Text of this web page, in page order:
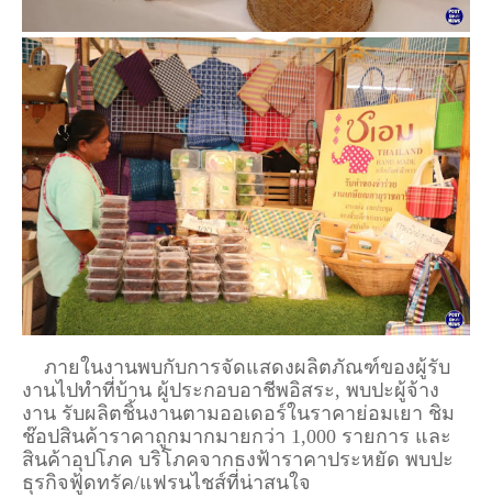
ภายในงานพบกับการจัดแสดงผลิตภัณฑ์ของผู้รับ
งานไปทำที่บ้าน ผู้ประกอบอาชีพอิสระ, พบปะผู้จ้าง
งาน รับผลิตชิ้นงานตามออเดอร์ในราคาย่อมเยา ชิม
ช๊อปสินค้าราคาถูกมากมายกว่า 1,000 รายการ และ
สินค้าอุปโภค บริโภคจากธงฟ้าราคาประหยัด พบปะ
ธุรกิจฟู้ดทรัค/แฟรนไชส์ที่น่าสนใจ